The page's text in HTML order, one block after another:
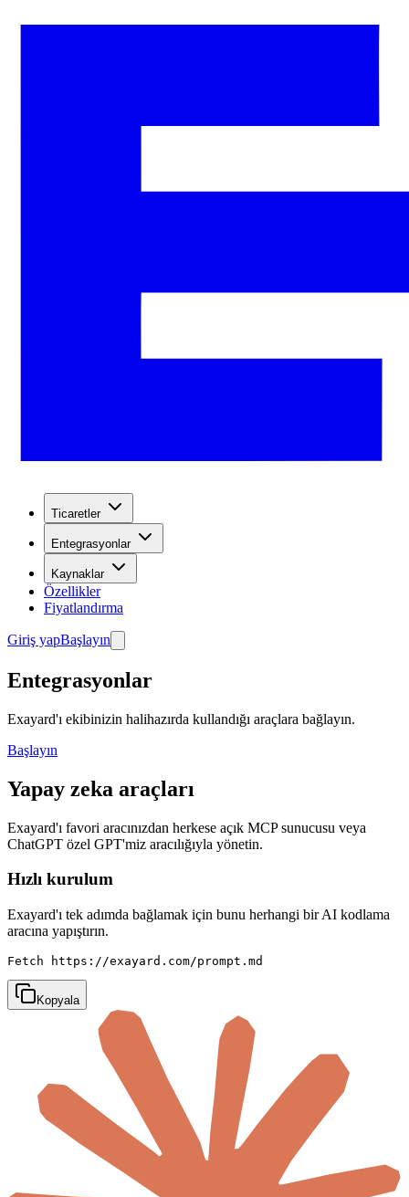
Ticaretler
Entegrasyonlar
Kaynaklar
Özellikler
Fiyatlandırma
Giriş yapBaşlayın
Entegrasyonlar
Exayard'ı ekibinizin halihazırda kullandığı araçlara bağlayın.
Başlayın
Yapay zeka araçları
Exayard'ı favori aracınızdan herkese açık MCP sunucusu veya
ChatGPT özel GPT'miz aracılığıyla yönetin.
Hızlı kurulum
Exayard'ı tek adımda bağlamak için bunu herhangi bir AI kodlama
aracına yapıştırın.
Fetch https://exayard.com/prompt.md
Kopyala